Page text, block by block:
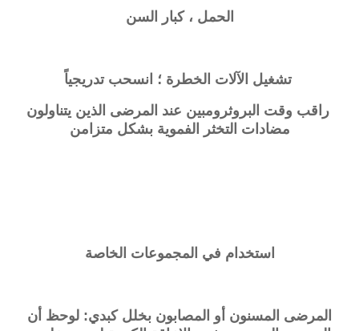
الحمل ، كبار السن
تشغيل الآلات الخطرة ؛ انسحب تدريجياً
راقب وقت البروثرومبين عند المرضى الذين يتناولون
مضادات التخثر الفموية بشكل متزامن
استخدام في المجموعات الخاصة
المرضى المسنون أو المصابون بخلل كبدي: لوحظ أن